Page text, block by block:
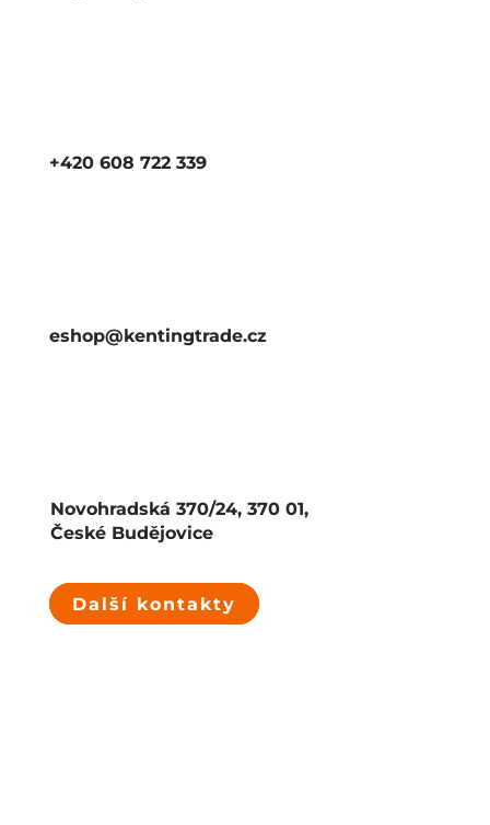
+420 608 722 339
eshop@kentingtrade.cz
Novohradská 370/24, 370 01,
České Budějovice
Další kontakty